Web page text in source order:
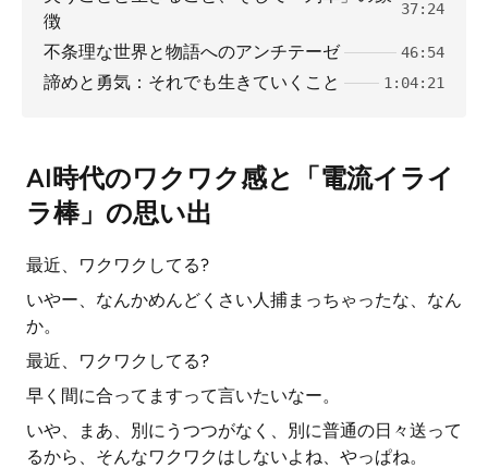
徴
37:24
不条理な世界と物語へのアンチテーゼ 46:54
諦めと勇気：それでも生きていくこと 1:04:21
AI時代のワクワク感と「電流イライ
ラ棒」の思い出
最近、ワクワクしてる?
いやー、なんかめんどくさい人捕まっちゃったな、なん
か。
最近、ワクワクしてる?
早く間に合ってますって言いたいなー。
いや、まあ、別にうつつがなく、別に普通の日々送って
るから、そんなワクワクはしないよね、やっぱね。